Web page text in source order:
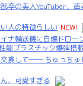
卒の美人YouTuber、直
人の特徴らしい NEW!
ナ輸送機に自爆ドロー
プラスチック爆弾搭載
換して── ちゅっちゅ
、可愛すぎる